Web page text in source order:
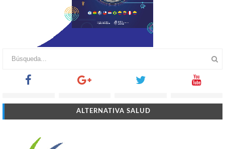
ALTERNATIVA SALUD